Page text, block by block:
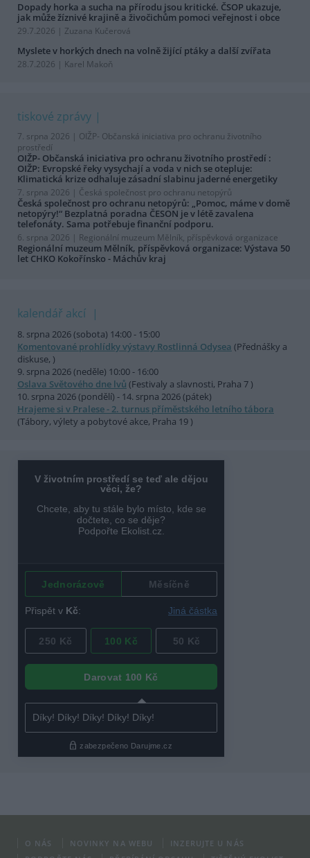
Dopady horka a sucha na přírodu jsou kritické. ČSOP ukazuje,
jak může žíznivé krajině a živočichům pomoci veřejnost i obce
29.7.2026 | Zuzana Kučerová
Myslete v horkých dnech na volně žijící ptáky a další zvířata
28.7.2026 | Karel Makoň
tiskové zprávy
7. srpna 2026 | OIŽP- Občanská iniciativa pro ochranu životního
prostředí
OIŽP- Občanská iniciativa pro ochranu životního prostředí :
OIŽP: Evropské řeky vysychají a voda v nich se otepluje:
Klimatická krize odhaluje zásadní slabinu jaderné energetiky
7. srpna 2026 | Česká společnost pro ochranu netopýrů
Česká společnost pro ochranu netopýrů: „Pomoc, máme v domě
netopýry!“ Bezplatná poradna ČESON je v létě zavalena
telefonáty. Sama potřebuje finanční podporu.
6. srpna 2026 | Regionální muzeum Mělník, příspěvková organizace
Regionální muzeum Mělník, příspěvková organizace: Výstava 50
let CHKO Kokořínsko - Máchův kraj
kalendář akcí
8. srpna 2026 (sobota) 14:00 - 15:00
Komentované prohlídky výstavy Rostlinná Odysea (Přednášky a
diskuse, )
9. srpna 2026 (neděle) 10:00 - 16:00
Oslava Světového dne lvů (Festivaly a slavnosti, Praha 7 )
10. srpna 2026 (pondělí) - 14. srpna 2026 (pátek)
Hrajeme si v Pralese - 2. turnus příměstského letního tábora
(Tábory, výlety a pobytové akce, Praha 19 )
O NÁS NOVINKY NA WEBU
INZERUJTE U NÁS